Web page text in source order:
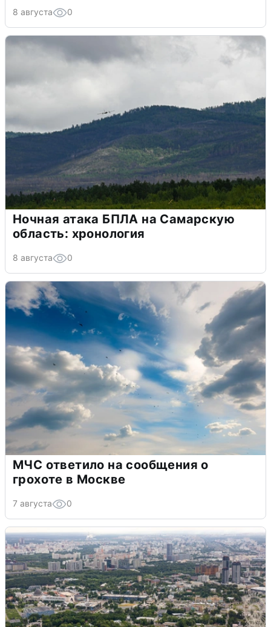
8 августа 0
Ночная атака БПЛА на Самарскую
область: хронология
8 августа 0
МЧС ответило на сообщения о
грохоте в Москве
7 августа 0